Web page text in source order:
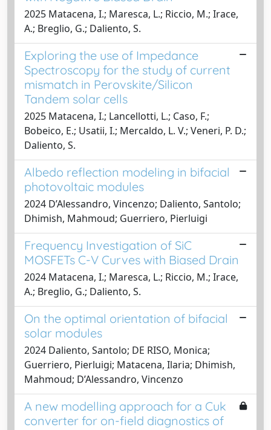
2025 Matacena, I.; Maresca, L.; Riccio, M.; Irace,
A.; Breglio, G.; Daliento, S.
Exploring the use of Impedance
Spectroscopy for the study of current
mismatch in Perovskite/Silicon
Tandem solar cells
2025 Matacena, I.; Lancellotti, L.; Caso, F.;
Bobeico, E.; Usatii, I.; Mercaldo, L. V.; Veneri, P. D.;
Daliento, S.
Albedo reflection modeling in bifacial
photovoltaic modules
2024 D’Alessandro, Vincenzo; Daliento, Santolo;
Dhimish, Mahmoud; Guerriero, Pierluigi
Frequency Investigation of SiC
MOSFETs C-V Curves with Biased Drain
2024 Matacena, I.; Maresca, L.; Riccio, M.; Irace,
A.; Breglio, G.; Daliento, S.
On the optimal orientation of bifacial
solar modules
2024 Daliento, Santolo; DE RISO, Monica;
Guerriero, Pierluigi; Matacena, Ilaria; Dhimish,
Mahmoud; D’Alessandro, Vincenzo
A new modelling approach for a Cuk
converter for on-field diagnostics of